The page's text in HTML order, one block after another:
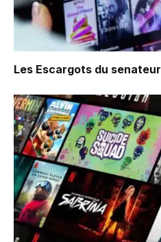
Les Escargots du senateur